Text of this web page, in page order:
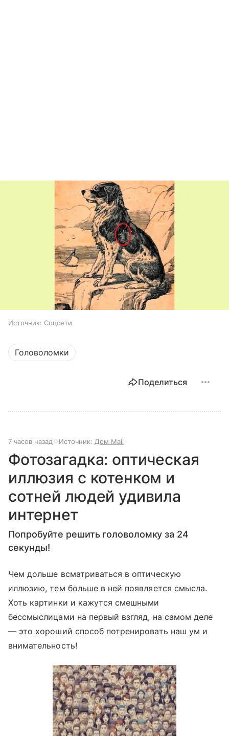
Источник: Соцсети
Головоломки
Поделиться
7 часов назад Источник: Дом Mail
Фотозагадка: оптическая
иллюзия с котенком и
сотней людей удивила
интернет
Попробуйте решить головоломку за 24
секунды!
Чем дольше всматриваться в оптическую
иллюзию, тем больше в ней появляется смысла.
Хоть картинки и кажутся смешными
бессмыслицами на первый взгляд, на самом деле
— это хороший способ потренировать наш ум и
внимательность!